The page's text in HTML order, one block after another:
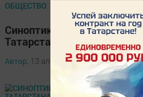
ОБЩЕСТВО
Синоптики
Татарстана об ухудшении
Автор, 13 апреля 2017 - 07:33